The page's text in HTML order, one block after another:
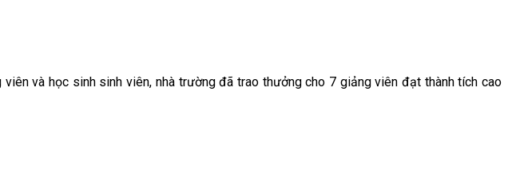
và học sinh sinh viên, nhà trường đã trao thưởng cho 7 giảng viên đạt thành tích cao